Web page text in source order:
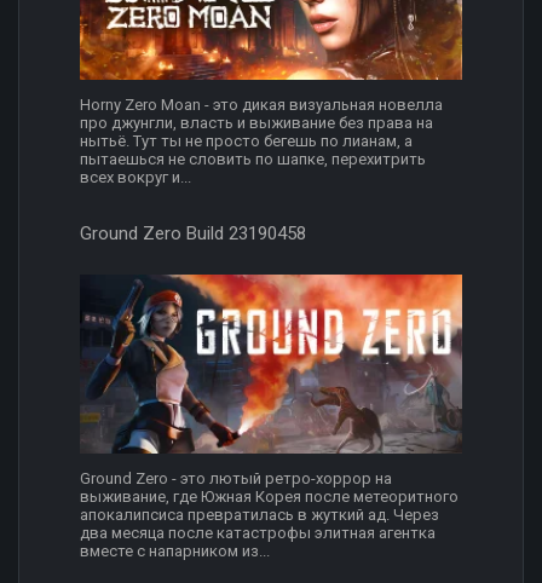
Horny Zero Moan - это дикая визуальная новелла
про джунгли, власть и выживание без права на
нытьё. Тут ты не просто бегешь по лианам, а
пытаешься не словить по шапке, перехитрить
всех вокруг и...
Ground Zero Build 23190458
Ground Zero - это лютый ретро-хоррор на
выживание, где Южная Корея после метеоритного
апокалипсиса превратилась в жуткий ад. Через
два месяца после катастрофы элитная агентка
вместе с напарником из...